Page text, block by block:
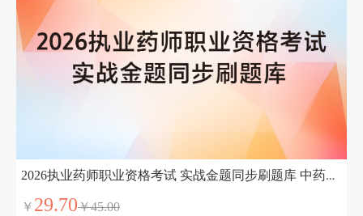
2026执业药师职业资格考试 实战金题同步刷题库 中药学专业知识（二）
￥ 29.70￥45.00